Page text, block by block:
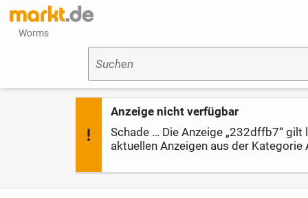
Worms
Anzeige nicht verfügbar
Schade … Die Anzeige „232dffb7“
aktuellen Anzeigen aus der Kategorie
Suchen